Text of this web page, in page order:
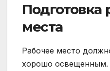
Подготовка
места
Рабочее место
хорошо освещенным.